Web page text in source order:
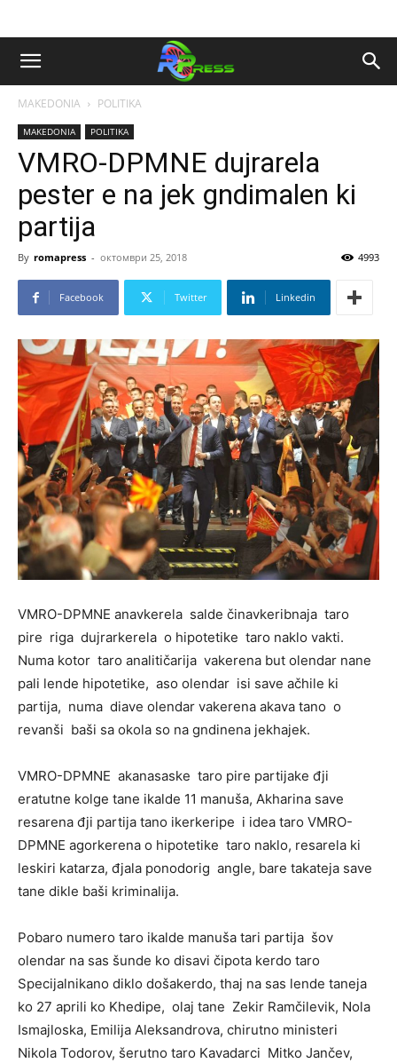
MAKEDONIA POLITIKA
MAKEDONIA POLITIKA
VMRO-DPMNE dujrarela
pester e na jek gndimalen ki
partija
By romapress - октомври 25, 2018 4993
Facebook Twitter Linkedin
VMRO-DPMNE anavkerela salde činavkeribnaja taro
pire riga dujrarkerela o hipotetike taro naklo vakti.
Numa kotor taro analitičarija vakerena but olendar nane
pali lende hipotetike, aso olendar isi save ačhile ki
partija, numa diave olendar vakerena akava tano o
revanši baši sa okola so na gndinena jekhajek.
VMRO-DPMNE akanasaske taro pire partijake đji
eratutne kolge tane ikalde 11 manuša, Akharina save
resarena đji partija tano ikerkeripe i idea taro VMRO-
DPMNE agorkerena o hipotetike taro naklo, resarela ki
leskiri katarza, đjala ponodorig angle, bare takateja save
tane dikle baši kriminalija.
Pobaro numero taro ikalde manuša tari partija šov
olendar na sas šunde ko disavi čipota kerdo taro
Specijalnikano diklo došakerdo, thaj na sas lende taneja
ko 27 aprili ko Khedipe, olaj tane Zekir Ramčilevik, Nola
Ismajloska, Emilija Aleksandrova, chirutno ministeri
Nikola Todorov, šerutno taro Kavadarci Mitko Jančev,